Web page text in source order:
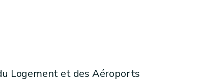
Logement et des Aéroports